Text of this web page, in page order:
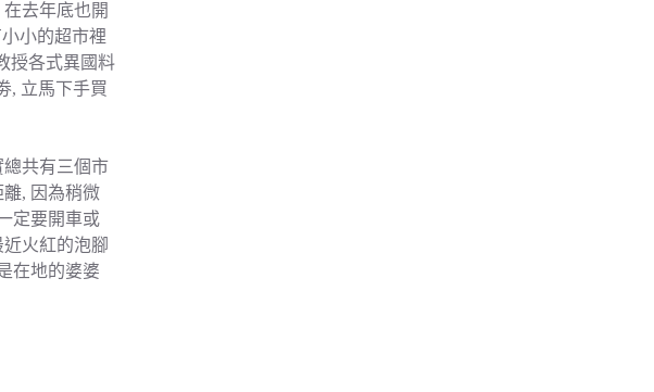
去年底也開
小的超市裡
授各式異國料
, 立馬下手買
共有三個市
, 因為稍微
定要開車或
火紅的泡腳
在地的婆婆